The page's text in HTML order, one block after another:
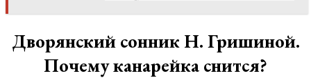
Дворянский сонник Н. Гришиной.
Почему канарейка снится?